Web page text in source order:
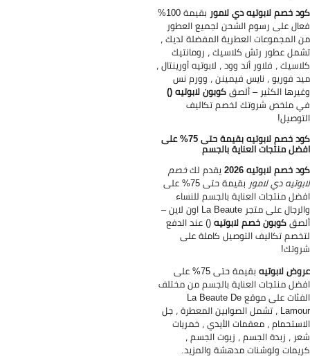
خصم لابوتيه دي لامور
بقيمة 100%
على رسوم الشحن لجميع العطور
المجموعات العطرية المفضلة لديك ،
عطور رتش كلاسيك ، رومانتيك
، فلاور أند وود ، لابوتيه أورينتال ،
فوريو ، نايس فيمينن ، وورم نس
الكثير – ألصقكوبون لابوتيه ()
ملخص شروتك لخصم تكاليف
كود خصم لابوتيه بقيمة حتى 75% على
منتجات العناية بالجسم
خصم لابوتيه 2026
يقدم لكخصم
دي لامور بقيمة حتى 75% على
منتجات العناية بالجسم للنساء
والرجال على متجر La Beaute اون لاين –
كوبون خصم لابوتيه() عند الدفع
تكاليف التوصيل كاملة على
لابوتيه
بقيمة حتى 75% على
منتجات العناية بالجسم من مختلف
الفئات على موقع La Beaute De
Lamour ، تشمل الصوابين المعطرة ، جل
، معقمات الأيدي ، خمريات
، زبدة الجسم ، زيوت الجسم ،
ولوشنات مدهشة والمزيد.